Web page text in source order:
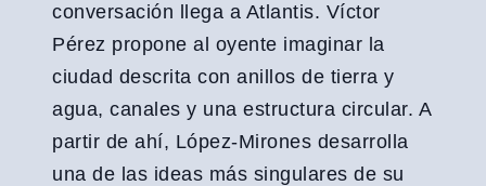
conversación llega a Atlantis. Víctor
Pérez propone al oyente imaginar la
ciudad descrita con anillos de tierra y
agua, canales y una estructura circular. A
partir de ahí, López-Mirones desarrolla
una de las ideas más singulares de su